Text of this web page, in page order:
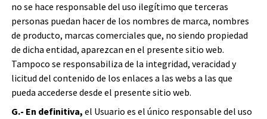
no se hace responsable del uso ilegítimo que terceras
personas puedan hacer de los nombres de marca, nombres
de producto, marcas comerciales que, no siendo propiedad
de dicha entidad, aparezcan en el presente sitio web.
Tampoco se responsabiliza de la integridad, veracidad y
licitud del contenido de los enlaces a las webs a las que
pueda accederse desde el presente sitio web.
G.- En definitiva, el Usuario es el único responsable del uso